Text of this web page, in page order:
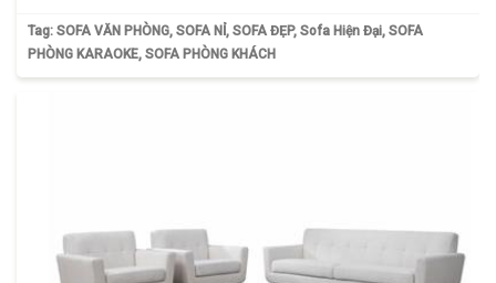
Tag: SOFA VĂN PHÒNG, SOFA NỈ , SOFA ĐẸP, Sofa Hiện Đại, SOFA
PHÒNG KARAOKE, SOFA PHÒNG KHÁCH